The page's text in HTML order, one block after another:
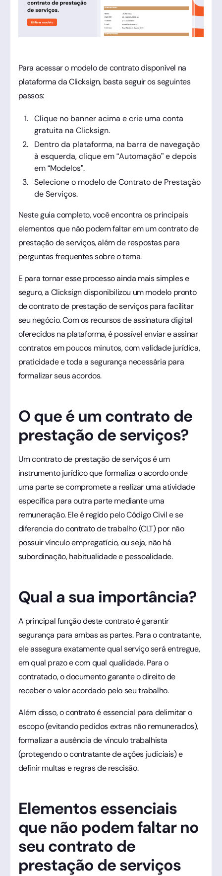
Para acessar o modelo de contrato disponível na
plataforma da Clicksign, basta seguir os seguintes
passos:
Clique no banner acima e crie uma conta
gratuita na Clicksign.
Dentro da plataforma, na barra de navegação
à esquerda, clique em “Automação” e depois
em “Modelos”.
Selecione o modelo de Contrato de Prestação
de Serviços.
Neste guia completo, você encontra os principais
elementos que não podem faltar em um contrato de
prestação de serviços, além de respostas para
perguntas frequentes sobre o tema.
E para tornar esse processo ainda mais simples e
seguro, a Clicksign disponibilizou um modelo pronto
de contrato de prestação de serviços para facilitar
seu negócio. Com os recursos de assinatura digital
oferecidos na plataforma, é possível enviar e assinar
contratos em poucos minutos, com validade jurídica,
praticidade e toda a segurança necessária para
formalizar seus acordos.
O que é um contrato de
prestação de serviços?
Um contrato de prestação de serviços é um
instrumento jurídico que formaliza o acordo onde
uma parte se compromete a realizar uma atividade
específica para outra parte mediante uma
remuneração. Ele é regido pelo Código Civil e se
diferencia do contrato de trabalho (CLT) por não
possuir vínculo empregatício, ou seja, não há
subordinação, habitualidade e pessoalidade.
Qual a sua importância?
A principal função deste contrato é garantir
segurança para ambas as partes. Para o contratante,
ele assegura exatamente qual serviço será entregue,
em qual prazo e com qual qualidade. Para o
contratado, o documento garante o direito de
receber o valor acordado pelo seu trabalho.
Além disso, o contrato é essencial para delimitar o
escopo (evitando pedidos extras não remunerados),
formalizar a ausência de vínculo trabalhista
(protegendo o contratante de ações judiciais) e
definir multas e regras de rescisão.
Elementos essenciais
que não podem faltar no
seu contrato de
prestação de serviços